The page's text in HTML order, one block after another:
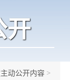
开
动公开内容 >